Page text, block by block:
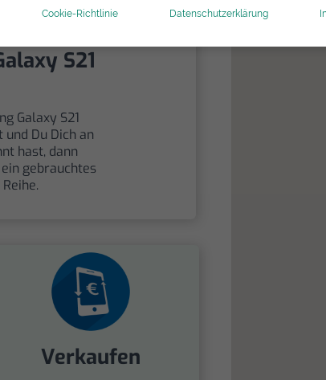
Cookie-Richtlinie Datenschutzerklärung
Neues
S21
Galaxy S21
Du Dich an
hast, dann
gebrauchtes
Verkaufen